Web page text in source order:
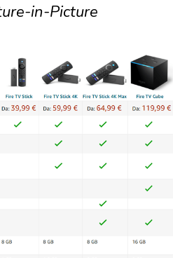
in-Picture